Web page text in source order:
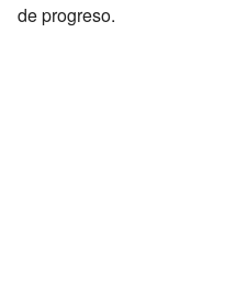
de progreso.